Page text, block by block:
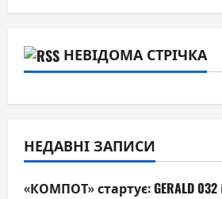
НЕВІДОМА СТРІЧКА
НЕДАВНІ ЗАПИСИ
«КОМПОТ» стартує: GERALD